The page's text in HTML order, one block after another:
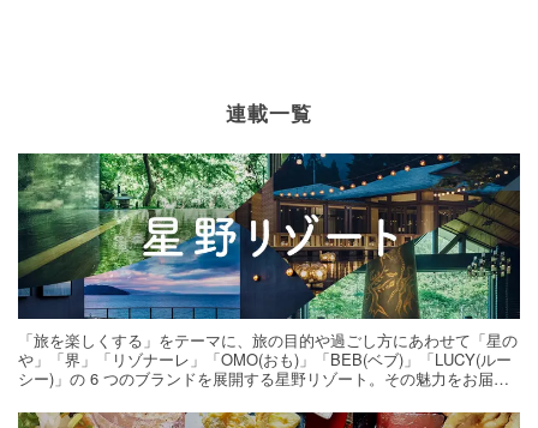
連載一覧
「旅を楽しくする」をテーマに、旅の目的や過ごし方にあわせて「星の
や」「界」「リゾナーレ」「OMO(おも)」「BEB(ベブ)」「LUCY(ルー
シー)」の 6 つのブランドを展開する星野リゾート。その魅力をお届け